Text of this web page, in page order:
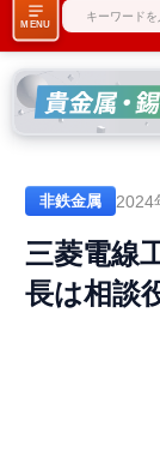
MENU
非鉄金属 2024
三菱電線
長は相談